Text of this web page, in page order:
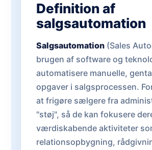
Definition af
salgsautomation
Salgsautomation (Sales
brugen af software og
automatisere manuelle,
opgaver i salgsprocessen.
at frigøre sælgere fra
"støj", så de kan fokusere
værdiskabende aktiviteter
relationsopbygning,